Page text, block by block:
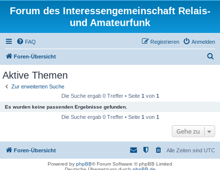
Forum des Interessengemeinschaft Relais-
und Amateurfunk
FAQ Anmelden
Registrieren
Foren-Übersicht
Aktive Themen
Zur erweiterten Suche
Die Suche ergab 0 Treffer • Seite 1 von 1
Es wurden keine passenden Ergebnisse gefunden.
Die Suche ergab 0 Treffer • Seite 1 von 1
Gehe zu
Foren-Übersicht Alle Zeiten sind UTC
Powered by phpBB® Forum Software © phpBB Limited